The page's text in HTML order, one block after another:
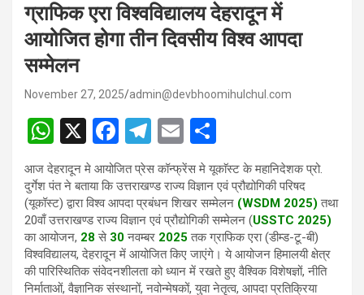
ग्राफिक एरा विश्वविद्यालय देहरादून में
आयोजित होगा तीन दिवसीय विश्व आपदा
सम्मेलन
November 27, 2025 admin@devbhoomihulchul.com
W
h
at
s
A
p
p
X
F
a
ce
b
o
o
k
T
el
e
gr
a
m
E
m
ail
h
ar
e
आज देहरादून मे आयोजित प्रेस कॉन्फ्रेंस मे यूकाॅस्ट के महानिदेशक प्रो.
दुर्गेश पंत ने बताया कि उत्तराखण्ड राज्य विज्ञान एवं प्रौद्योगिकी परिषद
(यूकॉस्ट) द्वारा विश्व आपदा प्रबंधन शिखर सम्मेलन (WSDM 2025) तथा
20वाँ उत्तराखण्ड राज्य विज्ञान एवं प्रौद्योगिकी सम्मेलन (USSTC 2025)
का आयोजन, 28 से 30नवम्बर 2025 तक ग्राफिक एरा (डीम्ड-टू-बी)
विश्वविद्यालय, देहरादून में आयोजित किए जाएंगे। ये आयोजन हिमालयी क्षेत्र
की पारिस्थितिक संवेदनशीलता को ध्यान में रखते हुए वैश्विक विशेषज्ञों, नीति
निर्माताओं, वैज्ञानिक संस्थानों, नवोन्मेषकों, युवा नेतृत्व, आपदा प्रतिक्रिया